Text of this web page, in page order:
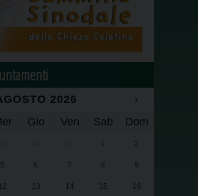
2026
›
Gio Ven Sab Dom
1 2
5 6 7 8 9
13 14 15 16